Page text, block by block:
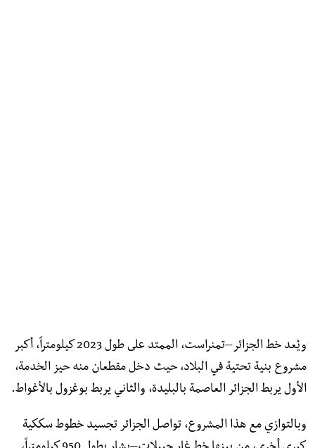
ويُعد خط الجزائر–تمنراست، الممتد على طول 2023 كيلومتراً، أكبر
مشروع بنية تحتية في البلاد، حيث دخل مقطعان منه حيز الخدمة،
الأول يربط الجزائر العاصمة بالبليدة، والثاني يربط بوغزول بالأغواط.
وبالتوازي مع هذا المشروع، تواصل الجزائر تجسيد خطوط سككية